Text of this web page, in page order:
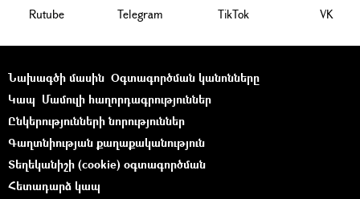
Rutube Telegram ТikТоk VK
Նախագծի մասին Օգտագործման կանոնները
Կապ Մամուլի հաղորդագրություններ
Ընկերությունների նորություններ
Գաղտնիության քաղաքականություն
Տեղեկանիշի (cookie) օգտագործման
Հետադարձ կապ